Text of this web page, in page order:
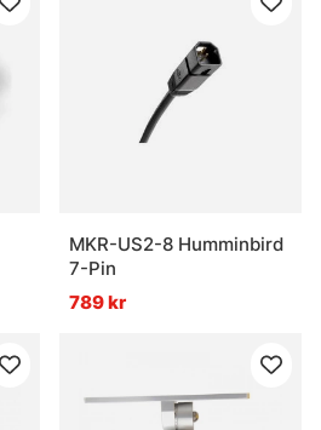
MKR-US2-8 Humminbird
7-Pin
789 kr